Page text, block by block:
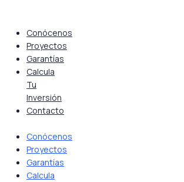
contenidoConócenos
Proyectos
Garantías
Calcula
Tu
Inversión
Contacto
Conócenos
Proyectos
Garantías
Calcula